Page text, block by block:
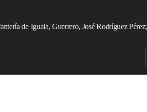
de Iguala, Guerrero, José Rodríguez Pérez;